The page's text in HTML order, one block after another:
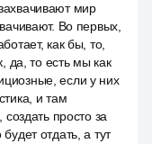
мир
Во первых,
как бы, то,
да, то есть мы как
если у них
и там
просто за
отдать, а тут